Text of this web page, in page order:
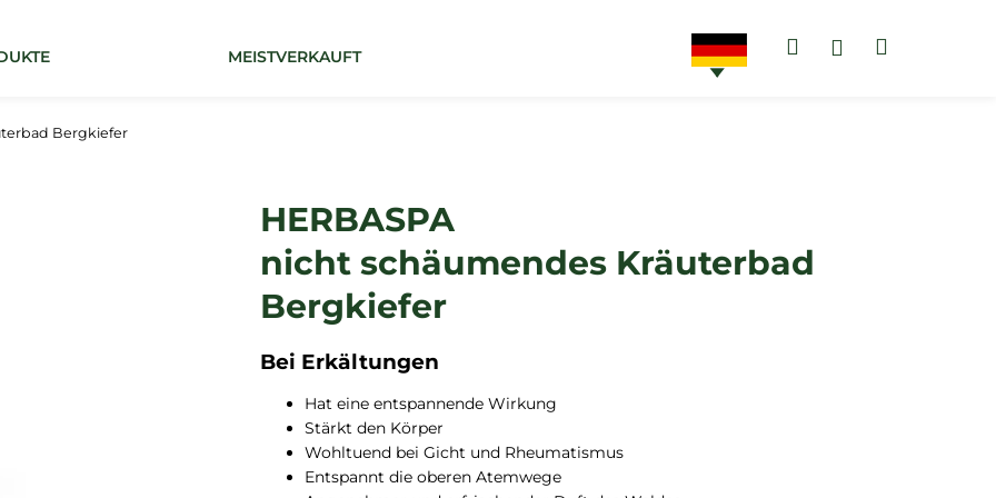
MEISTVERKAUFT ZAHNPASTEN
Suchen
Login
Bergkiefer
HERBASPA
nicht schäumendes Kräuterbad
Bergkiefer
Bei Erkältungen
Hat eine entspannende Wirkung
Stärkt den Körper
Wohltuend bei Gicht und Rheumatismus
Entspannt die oberen Atemwege
Was suchen Sie?